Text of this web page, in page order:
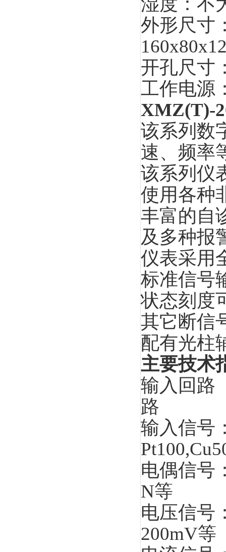
外形尺寸
开孔尺寸
工作电源
XMZ(T)-
该系列数
速、频率
该系列仪
使用各种
丰富的自
及多种报
仪表采用
标准信号
状态刻度
其它断信
配有光柱
主要技术
输入回路
路
输入信号
电偶信号
N等
电压信号
200mV等